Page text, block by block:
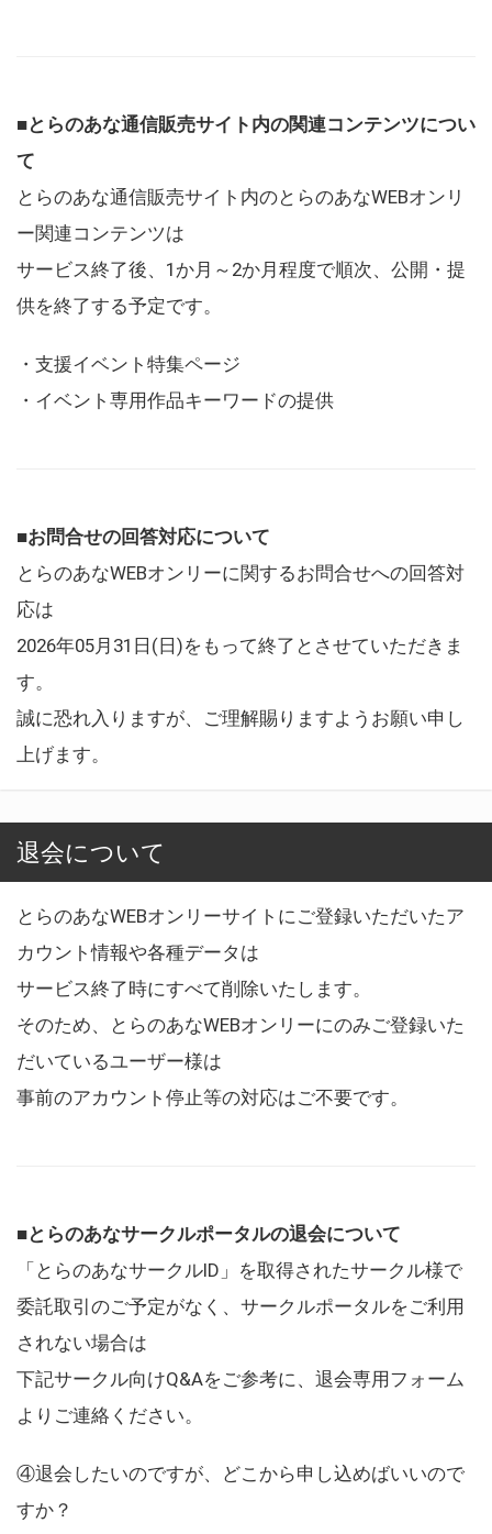
■とらのあな通信販売サイト内の関連コンテンツについ
て
とらのあな通信販売サイト内のとらのあなWEBオンリ
ー関連コンテンツは
サービス終了後、1か月～2か月程度で順次、公開・提
供を終了する予定です。
・支援イベント特集ページ
・イベント専用作品キーワードの提供
■お問合せの回答対応について
とらのあなWEBオンリーに関するお問合せへの回答対
応は
2026年05月31日(日)をもって終了とさせていただきま
す。
誠に恐れ入りますが、ご理解賜りますようお願い申し
上げます。
退会について
とらのあなWEBオンリーサイトにご登録いただいたア
カウント情報や各種データは
サービス終了時にすべて削除いたします。
そのため、とらのあなWEBオンリーにのみご登録いた
だいているユーザー様は
事前のアカウント停止等の対応はご不要です。
■とらのあなサークルポータルの退会について
「とらのあなサークルID」を取得されたサークル様で
委託取引のご予定がなく、サークルポータルをご利用
されない場合は
下記サークル向けQ&Aをご参考に、退会専用フォーム
よりご連絡ください。
④退会したいのですが、どこから申し込めばいいので
すか？